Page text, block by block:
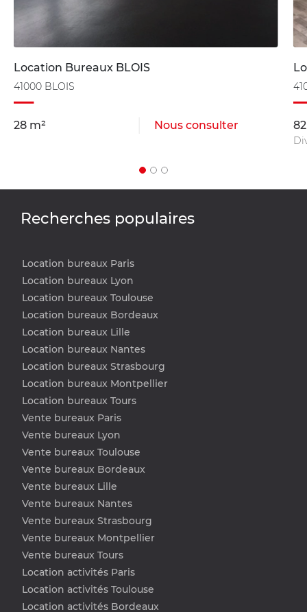
Location Bureaux BLOIS
41000 BLOIS
28 m² Nous consulter
Recherches populaires
Location bureaux Paris
Location bureaux Lyon
Location bureaux Toulouse
Location bureaux Bordeaux
Location bureaux Lille
Location bureaux Nantes
Location bureaux Strasbourg
Location bureaux Montpellier
Location bureaux Tours
Vente bureaux Paris
Vente bureaux Lyon
Vente bureaux Toulouse
Vente bureaux Bordeaux
Vente bureaux Lille
Vente bureaux Nantes
Vente bureaux Strasbourg
Vente bureaux Montpellier
Vente bureaux Tours
Location activités Paris
Location activités Toulouse
Location activités Bordeaux